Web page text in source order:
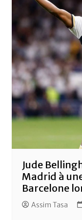
Jude
Madrid à
Barcelone
Assim Tasa